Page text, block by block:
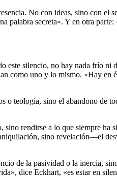
No con ideas, sino con
palabra secreta». Y en otra
este silencio, no hay nada frío
como uno y lo mismo. «Hay
teología, sino el abandono de
rendirse a lo que siempre ha
sino revelación―el
de la pasividad o la inercia,
dice Eckhart, «es estar en